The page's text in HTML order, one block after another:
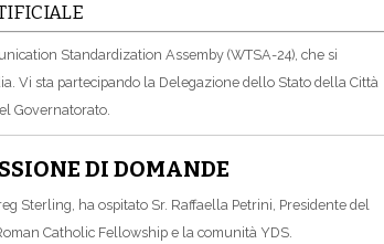
Standardization Assemby (WTSA-24), che si
Vi sta partecipando la Delegazione dello Stato della Città
Governatorato.
DI DOMANDE
Sterling, ha ospitato Sr. Raffaella Petrini, Presidente del
Catholic Fellowship e la comunità YDS.